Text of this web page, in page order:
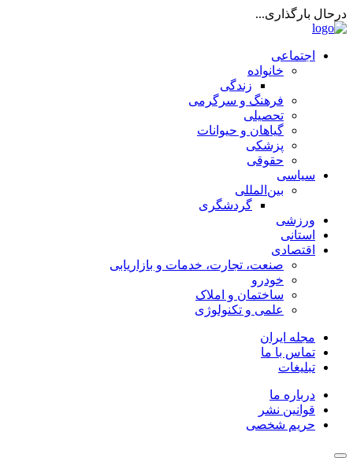
درحال بارگذاری...
اجتماعی
خانواده
زندگی
فرهنگ و سرگرمی
تحصیلی
گیاهان و حیوانات
پزشکی
حقوقی
سیاسی
بین‌المللی
گردشگری
ورزشی
استانی
اقتصادی
صنعت، تجارت، خدمات و بازاریابی
خودرو
ساختمان و املاک
علمی و تکنولوژی
مجله ایران
تماس با ما
تبلیغات
درباره ما
قوانین نشر
حریم شخصی